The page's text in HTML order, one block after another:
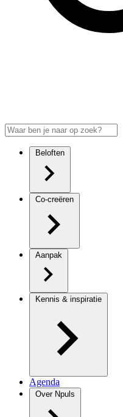
Beloften
Co-creëren
Aanpak
Kennis & inspiratie
Agenda
Over Npuls